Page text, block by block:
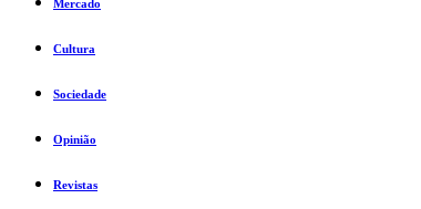
Mercado
Cultura
Sociedade
Opinião
Revistas